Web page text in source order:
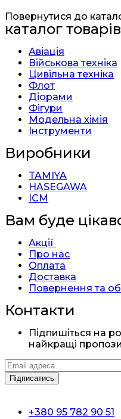
Повернутися до
каталог товарів
Авіація
Військова техніка
Цивільна техніка
Флот
Діорами
Фігури
Модельна хімія
Інструменти
Виробники
TAMIYA
HASEGAWA
ICM
Вам буде
Акції
Про нас
Оплата
Доставка
Повернення та
Контакти
Підпишіться на
найкращі
+380 95 782 90 51